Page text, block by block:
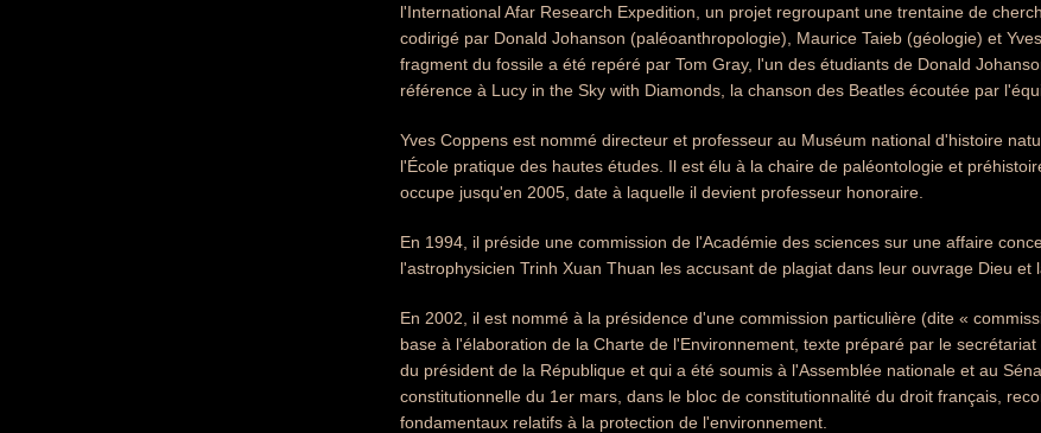
l'International Afar Research Expedition, un projet regroupant une trentaine de
codirigé par Donald Johanson (paléoanthropologie), Maurice Taieb (géologie) et
fragment du fossile a été repéré par Tom Gray, l'un des étudiants de Donald
référence à Lucy in the Sky with Diamonds, la chanson des Beatles écoutée par
Yves Coppens est nommé directeur et professeur au Muséum national d'histoire
l'École pratique des hautes études. Il est élu à la chaire de paléontologie et
occupe jusqu'en 2005, date à laquelle il devient professeur honoraire.
En 1994, il préside une commission de l'Académie des sciences sur une affaire
l'astrophysicien Trinh Xuan Thuan les accusant de plagiat dans leur ouvrage Dieu et
En 2002, il est nommé à la présidence d'une commission particulière (dite «
base à l'élaboration de la Charte de l'Environnement, texte préparé par le
du président de la République et qui a été soumis à l'Assemblée nationale et au
constitutionnelle du 1er mars, dans le bloc de constitutionnalité du droit français,
fondamentaux relatifs à la protection de l'environnement.